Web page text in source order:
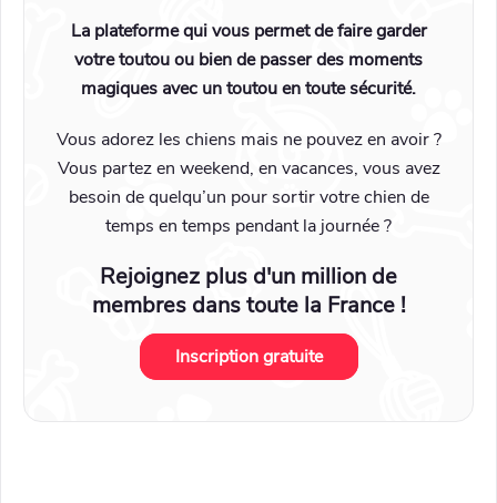
La plateforme qui vous permet de faire garder
votre toutou ou bien de passer des moments
magiques avec un toutou en toute sécurité.
Vous adorez les chiens mais ne pouvez en avoir ?
Vous partez en weekend, en vacances, vous avez
besoin de quelqu’un pour sortir votre chien de
temps en temps pendant la journée ?
Rejoignez plus d'un million de
membres dans toute la France !
Inscription gratuite